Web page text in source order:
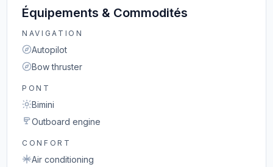
Équipements & Commodités
NAVIGATION
Autopilot
Bow thruster
PONT
Bimini
Outboard engine
CONFORT
Air conditioning